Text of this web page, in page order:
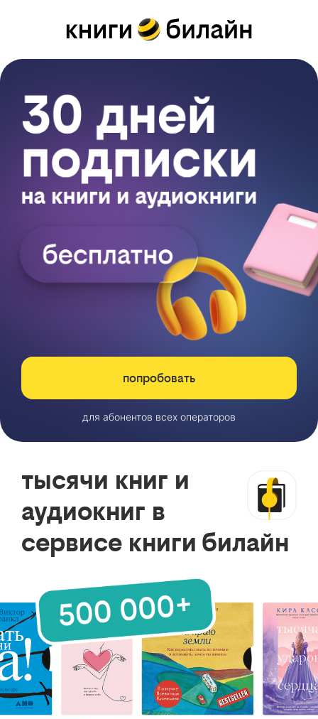
попробовать
для абонентов всех операторов
тысячи книг и
аудиокниг в
сервисе книги билайн